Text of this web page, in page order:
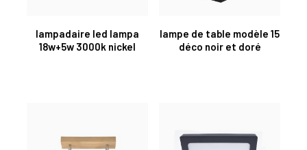
lampadaire led lampa
18w+5w 3000k nickel
lampe de table modèle 15
déco noir et doré